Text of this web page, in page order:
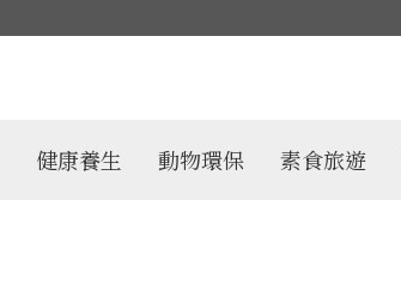
健康養生 動物環保 素食旅遊